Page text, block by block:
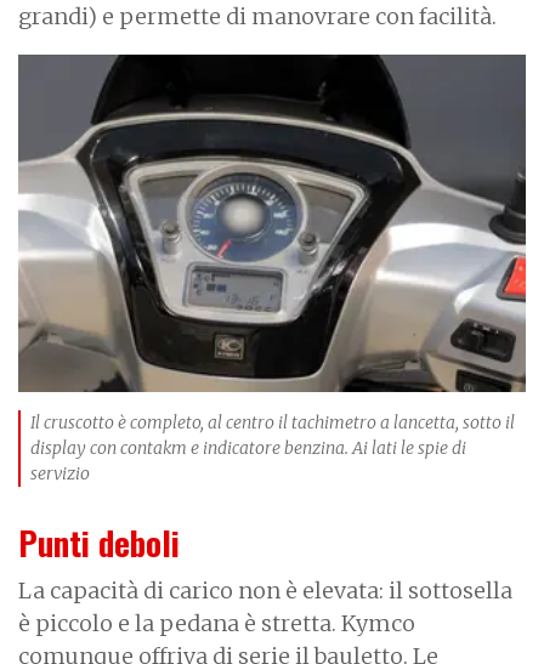
grandi) e permette di manovrare con facilità.
g
e
Il cruscotto è completo, al centro il tachimetro a lancetta, sotto il
display con contakm e indicatore benzina. Ai lati le spie di
servizio
Punti deboli
La capacità di carico non è elevata: il sottosella
è piccolo e la pedana è stretta. Kymco
comunque offriva di serie il bauletto. Le